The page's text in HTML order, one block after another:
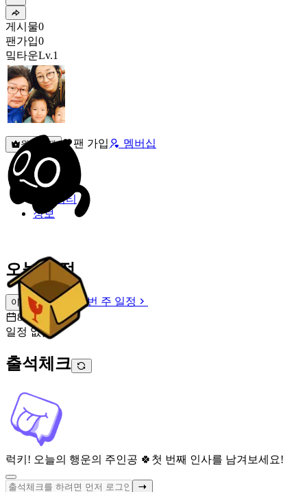
게시물0
팬가입0
밐타운Lv.1
원픽선택 팬 가입 멤버십
밐타운
피드
커뮤니티
정보
오늘 일정
이번 주 일정
이번 주 일정
8월 8일 [토]
일정 없음
출석체크
럭키! 오늘의 행운의 주인공 🍀 첫 번째 인사를 남겨보세요!